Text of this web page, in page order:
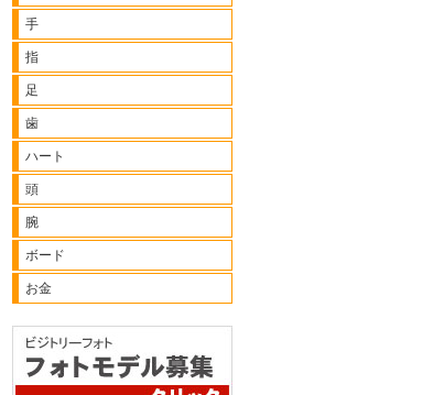
手
指
足
歯
ハート
頭
腕
ボード
お金